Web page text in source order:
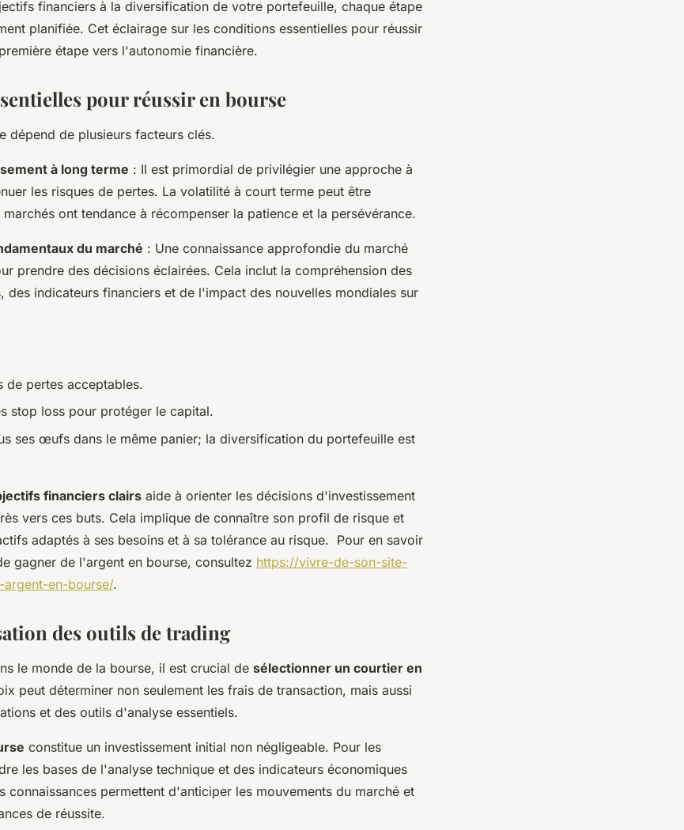
financiers à la diversification de votre portefeuille, chaque étape
planifiée. Cet éclairage sur les conditions essentielles pour réussir
étape vers l'autonomie financière.
pour réussir en bourse
dépend de plusieurs facteurs clés.
à long terme : Il est primordial de privilégier une approche à
les risques de pertes. La volatilité à court terme peut être
ont tendance à récompenser la patience et la persévérance.
du marché : Une connaissance approfondie du marché
prendre des décisions éclairées. Cela inclut la compréhension des
des indicateurs financiers et de l'impact des nouvelles mondiales sur
de pertes acceptables.
stop loss pour protéger le capital.
ses œufs dans le même panier; la diversification du portefeuille est
financiers clairs aide à orienter les décisions d'investissement
vers ces buts. Cela implique de connaître son profil de risque et
adaptés à ses besoins et à sa tolérance au risque. Pour en savoir
gagner de l'argent en bourse, consultez https://vivre-de-son-site-
argent-en-bourse/.
des outils de trading
le monde de la bourse, il est crucial de sélectionner un courtier en
peut déterminer non seulement les frais de transaction, mais aussi
et des outils d'analyse essentiels.
constitue un investissement initial non négligeable. Pour les
les bases de l'analyse technique et des indicateurs économiques
connaissances permettent d'anticiper les mouvements du marché et
de réussite.